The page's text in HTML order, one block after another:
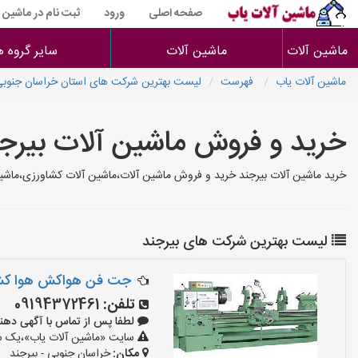
صفحه اصلی ورود ثبت نام در
ماشین آلات ماشین آلات سایر گروه
ماشین آلات یاب فهرست لیست بهترین شرکت های استان خراسان
خرید و فروش ماشین آلات
خرید ماشین آلات بیرجند خرید و فروش ماشین آلات،ماشین آلات
لیست بهترین شرکت های بیرجند
جت فن هواکش هوا کش 140 و 100 و 120 گلخانه
تلفن: 09194372461
لطفا پس از تماس با آگهی دهنده
سایت «ماشین آلات یاب»،یک
مکان:خراسان جنوبی - بیرجند